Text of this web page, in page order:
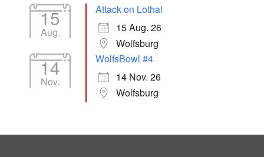
15
Aug.
Attack on Lothal
15 Aug. 26
Wolfsburg
14
Nov.
WolfsBowl #4
14 Nov. 26
Wolfsburg